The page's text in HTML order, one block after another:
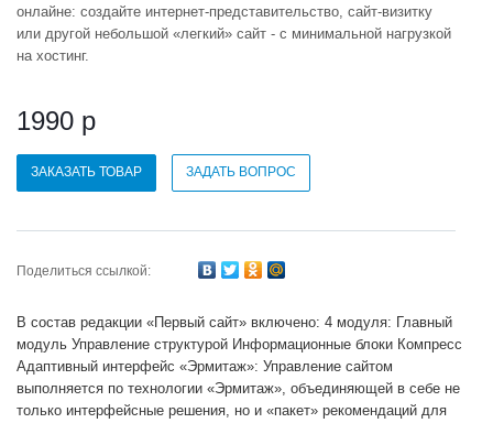
онлайне: создайте интернет-представительство, сайт-визитку
или другой небольшой «легкий» сайт - с минимальной нагрузкой
на хостинг.
1990 р
ЗАКАЗАТЬ ТОВАР ЗАДАТЬ ВОПРОС
Поделиться ссылкой:
В состав редакции «Первый сайт» включено: 4 модуля: Главный
модуль Управление структурой Информационные блоки Компресс
Адаптивный интерфейс «Эрмитаж»: Управление сайтом
выполняется по технологии «Эрмитаж», объединяющей в себе не
только интерфейсные решения, но и «пакет» рекомендаций для